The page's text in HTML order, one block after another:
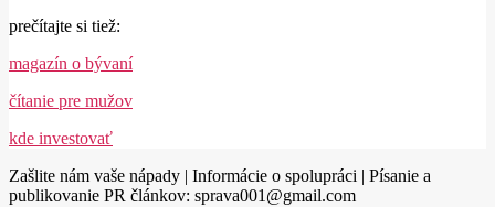
prečítajte si tiež:
magazín o bývaní
čítanie pre mužov
kde investovať
Zašlite nám vaše nápady | Informácie o spolupráci | Písanie a
publikovanie PR článkov: sprava001@gmail.com